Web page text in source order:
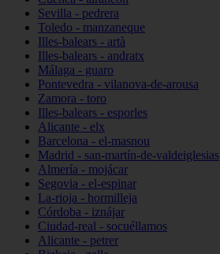
Sevilla - pedrera
Toledo - manzaneque
Illes-balears - artà
Illes-balears - andratx
Málaga - guaro
Pontevedra - vilanova-de-arousa
Zamora - toro
Illes-balears - esporles
Alicante - elx
Barcelona - el-masnou
Madrid - san-martín-de-valdeiglesias
Almería - mojácar
Segovia - el-espinar
La-rioja - hormilleja
Córdoba - iznájar
Ciudad-real - socuéllamos
Alicante - petrer